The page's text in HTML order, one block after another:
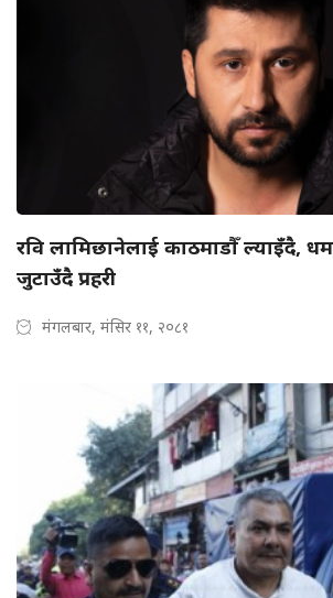
रवि लामिछानेलाई काठमाडौँ ल्याइँदै,
जुटाउँदै प्रहरी
मंगलबार, मंसिर ११, २०८१